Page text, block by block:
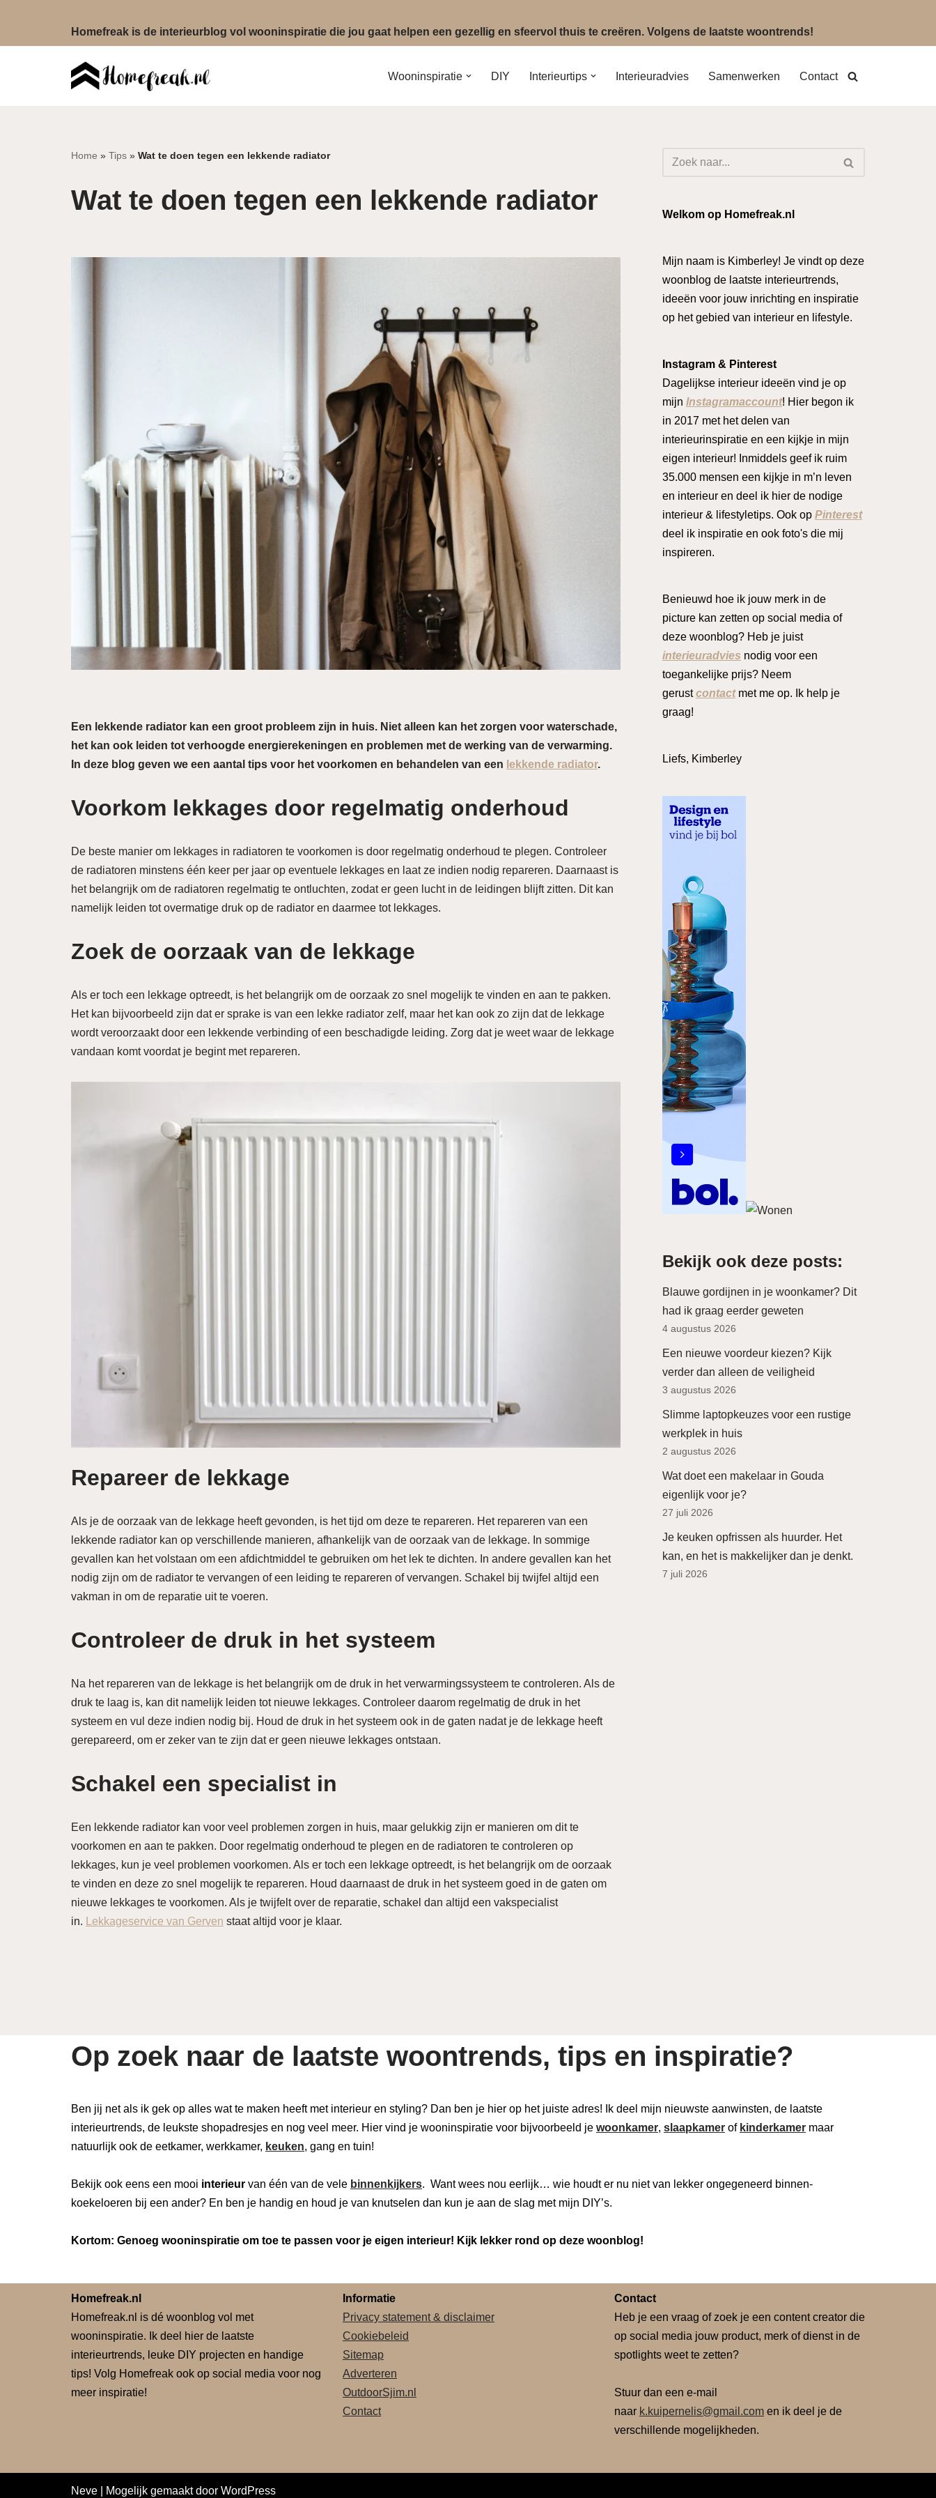
Homefreak is de interieurblog vol wooninspiratie die jou gaat helpen een gezellig en sfeervol thuis te creëren. Volgens de laatste woontrends!
Wooninspiratie DIY Interieurtips Interieuradvies Samenwerken Contact
Home » Tips » Wat te doen tegen een lekkende radiator
Wat te doen tegen een lekkende radiator
Een lekkende radiator kan een groot probleem zijn in huis. Niet alleen kan het zorgen voor waterschade,
het kan ook leiden tot verhoogde energierekeningen en problemen met de werking van de verwarming.
In deze blog geven we een aantal tips voor het voorkomen en behandelen van een lekkende radiator.
Voorkom lekkages door regelmatig onderhoud
De beste manier om lekkages in radiatoren te voorkomen is door regelmatig onderhoud te plegen. Controleer
de radiatoren minstens één keer per jaar op eventuele lekkages en laat ze indien nodig repareren. Daarnaast is
het belangrijk om de radiatoren regelmatig te ontluchten, zodat er geen lucht in de leidingen blijft zitten. Dit kan
namelijk leiden tot overmatige druk op de radiator en daarmee tot lekkages.
Zoek de oorzaak van de lekkage
Als er toch een lekkage optreedt, is het belangrijk om de oorzaak zo snel mogelijk te vinden en aan te pakken.
Het kan bijvoorbeeld zijn dat er sprake is van een lekke radiator zelf, maar het kan ook zo zijn dat de lekkage
wordt veroorzaakt door een lekkende verbinding of een beschadigde leiding. Zorg dat je weet waar de lekkage
vandaan komt voordat je begint met repareren.
Repareer de lekkage
Als je de oorzaak van de lekkage heeft gevonden, is het tijd om deze te repareren. Het repareren van een
lekkende radiator kan op verschillende manieren, afhankelijk van de oorzaak van de lekkage. In sommige
gevallen kan het volstaan om een afdichtmiddel te gebruiken om het lek te dichten. In andere gevallen kan het
nodig zijn om de radiator te vervangen of een leiding te repareren of vervangen. Schakel bij twijfel altijd een
vakman in om de reparatie uit te voeren.
Controleer de druk in het systeem
Na het repareren van de lekkage is het belangrijk om de druk in het verwarmingssysteem te controleren. Als de
druk te laag is, kan dit namelijk leiden tot nieuwe lekkages. Controleer daarom regelmatig de druk in het
systeem en vul deze indien nodig bij. Houd de druk in het systeem ook in de gaten nadat je de lekkage heeft
gerepareerd, om er zeker van te zijn dat er geen nieuwe lekkages ontstaan.
Schakel een specialist in
Een lekkende radiator kan voor veel problemen zorgen in huis, maar gelukkig zijn er manieren om dit te
voorkomen en aan te pakken. Door regelmatig onderhoud te plegen en de radiatoren te controleren op
lekkages, kun je veel problemen voorkomen. Als er toch een lekkage optreedt, is het belangrijk om de oorzaak
te vinden en deze zo snel mogelijk te repareren. Houd daarnaast de druk in het systeem goed in de gaten om
nieuwe lekkages te voorkomen. Als je twijfelt over de reparatie, schakel dan altijd een vakspecialist
in.
Lekkageservice van Gerven staat altijd voor je klaar.
Welkom op Homefreak.nl
Mijn naam is Kimberley! Je vindt op deze
woonblog de laatste interieurtrends,
ideeën voor jouw inrichting en inspiratie
op het gebied van interieur en lifestyle.
Instagram & Pinterest
Dagelijkse interieur ideeën vind je op
mijn Instagramaccount! Hier begon ik
in 2017 met het delen van
interieurinspiratie en een kijkje in mijn
eigen interieur! Inmiddels geef ik ruim
35.000 mensen een kijkje in m’n leven
en interieur en deel ik hier de nodige
interieur & lifestyletips. Ook op Pinterest
deel ik inspiratie en ook foto's die mij
inspireren.
Benieuwd hoe ik jouw merk in de
picture kan zetten op social media of
deze woonblog? Heb je juist
interieuradvies nodig voor een
toegankelijke prijs? Neem
gerustcontactmet me op. Ik help je
graag!
Liefs, Kimberley
Bekijk ook deze posts:
Blauwe gordijnen in je woonkamer? Dit
had ik graag eerder geweten
4 augustus 2026
Een nieuwe voordeur kiezen? Kijk
verder dan alleen de veiligheid
3 augustus 2026
Slimme laptopkeuzes voor een rustige
werkplek in huis
2 augustus 2026
Wat doet een makelaar in Gouda
eigenlijk voor je?
27 juli 2026
Je keuken opfrissen als huurder. Het
kan, en het is makkelijker dan je denkt.
7 juli 2026
Op zoek naar de laatste woontrends, tips en inspiratie?
Ben jij net als ik gek op alles wat te maken heeft met interieur en styling? Dan ben je hier op het juiste adres! Ik deel mijn nieuwste aanwinsten, de laatste
interieurtrends, de leukste shopadresjes en nog veel meer. Hier vind je wooninspiratie voor bijvoorbeeld je woonkamer, slaapkamer of kinderkamer maar
natuurlijk ook de eetkamer, werkkamer, keuken, gang en tuin!
Bekijk ook eens een mooi interieur van één van de vele binnenkijkers. Want wees nou eerlijk… wie houdt er nu niet van lekker ongegeneerd binnen-
koekeloeren bij een ander? En ben je handig en houd je van knutselen dan kun je aan de slag met mijn DIY’s.
Kortom: Genoeg wooninspiratie om toe te passen voor je eigen interieur! Kijk lekker rond op deze woonblog!
Homefreak.nl
Homefreak.nl is dé woonblog vol met
wooninspiratie. Ik deel hier de laatste
interieurtrends, leuke DIY projecten en handige
tips! Volg Homefreak ook op social media voor nog
meer inspiratie!
Informatie
Privacy statement & disclaimer
Cookiebeleid
Sitemap
Adverteren
OutdoorSjim.nl
Contact
Contact
Heb je een vraag of zoek je een content creator die
op social media jouw product, merk of dienst in de
spotlights weet te zetten?
Stuur dan een e-mail
naar k.kuipernelis@gmail.com en ik deel je de
verschillende mogelijkheden.
Neve | Mogelijk gemaakt door WordPress